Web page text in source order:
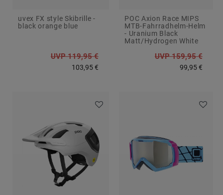
uvex FX style Skibrille -
black orange blue
UVP 119,95 €
103,95 €
POC Axion Race MIPS
MTB-Fahrradhelm-Helm
- Uranium Black
Matt/Hydrogen White
UVP 159,95 €
99,95 €